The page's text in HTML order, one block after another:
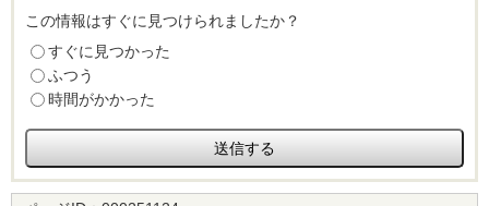
この情報はすぐに見つけられましたか？
すぐに見つかった
ふつう
時間がかかった